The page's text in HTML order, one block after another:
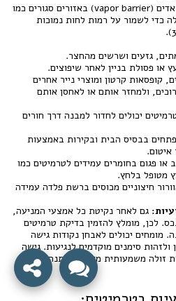
יש להתקין מחסום אדים (vapor barrier) באזורים סגורים כמו
כדי לשמור על רמות לחות נמוכות
גזעים ושרשים מהחצר.
או פסולת בניין לאחר שיפוצים.
קופסאות קרטון ומוצרי נייר אחרים
ולמחזר אותם או לאחסן אותם
יכולים לחדור למבנה דרך חורים
בבסיס הבית ובקירות באמצעות
איטום.
או פגום בחומרים עמידים לטרמיטים כמו
מטופל בלחץ.
חיצוניים מכוסים ברשת פלדה עמידה
גם לאחר נקיטת כל אמצעי המניעה,
לכן, מומלץ להזמין בדיקת טרמיטים
מומחים יכולים לאבחן נקודות גישה
סימנים מוקדמים לנגיעות. גישה
זולה משמעותית מאשר המתנה לנזק